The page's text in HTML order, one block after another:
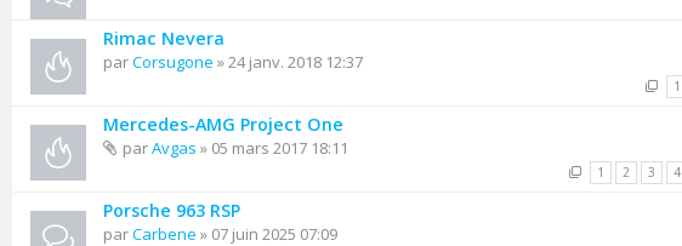
Rimac Nevera
parCorsugone » 24 janv. 2018 12:37
1
Mercedes-AMG Project One
parAvgas » 05 mars 2017 18:11
1 2 3 4
Porsche 963 RSP
parCarbene » 07 juin 2025 07:09